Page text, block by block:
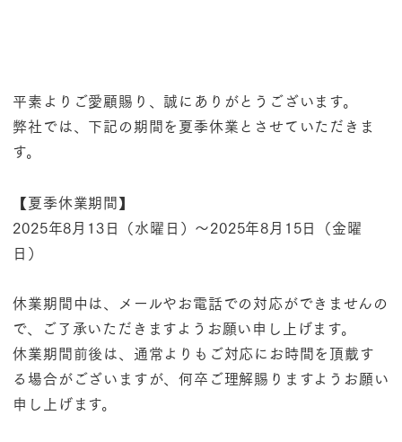
平素よりご愛顧賜り、誠にありがとうございます。
弊社では、下記の期間を夏季休業とさせていただきま
す。
【夏季休業期間】
2025年8月13日（水曜日）～2025年8月15日（金曜
日）
休業期間中は、メールやお電話での対応ができませんの
で、ご了承いただきますようお願い申し上げます。
休業期間前後は、通常よりもご対応にお時間を頂戴す
る場合がございますが、何卒ご理解賜りますようお願い
申し上げます。